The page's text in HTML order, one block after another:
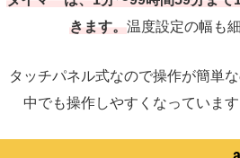
きます。温度設定の幅も
タッチパネル式なので操作が簡単
中でも操作しやすくなっていま